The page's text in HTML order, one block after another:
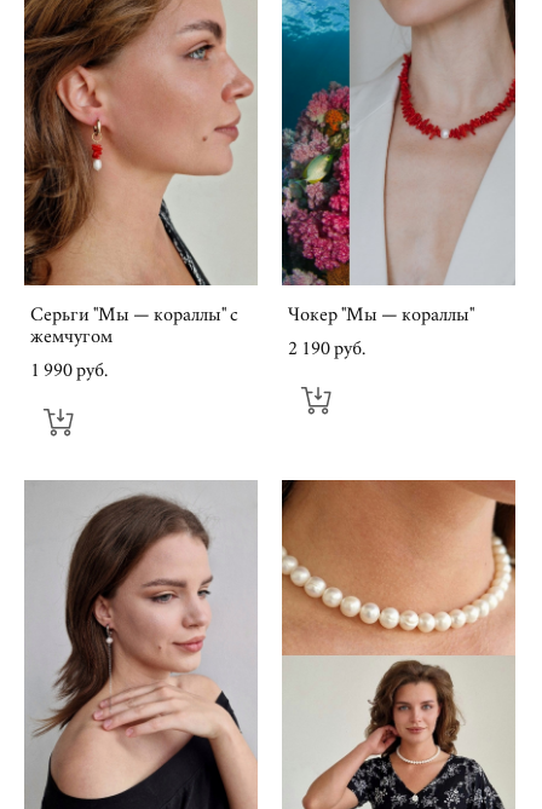
Серьги "Мы — кораллы" с
жемчугом
1 990 pуб.
Чокер "Мы — кораллы"
2 190 pуб.